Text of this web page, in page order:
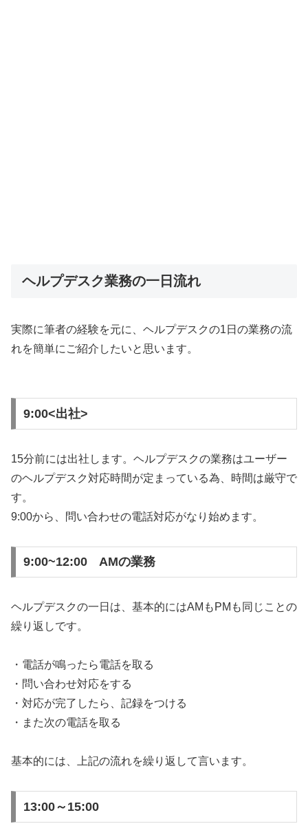
ヘルプデスク業務の一日流れ
実際に筆者の経験を元に、ヘルプデスクの1日の業務の流
れを簡単にご紹介したいと思います。
9:00<出社>
15分前には出社します。ヘルプデスクの業務はユーザー
のヘルプデスク対応時間が定まっている為、時間は厳守で
す。
9:00から、問い合わせの電話対応がなり始めます。
9:00~12:00 AMの業務
ヘルプデスクの一日は、基本的にはAMもPMも同じことの
繰り返しです。
・電話が鳴ったら電話を取る
・問い合わせ対応をする
・対応が完了したら、記録をつける
・また次の電話を取る
基本的には、上記の流れを繰り返して言います。
13:00～15:00